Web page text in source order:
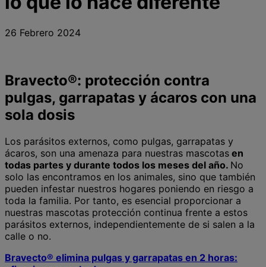
26 Febrero 2024
Bravecto®: protección contra
pulgas, garrapatas y ácaros con una
sola dosis
Los parásitos externos, como pulgas, garrapatas y
ácaros, son una amenaza para nuestras mascotas en
todas partes y durante todos los meses del año. No
solo las encontramos en los animales, sino que también
pueden infestar nuestros hogares poniendo en riesgo a
toda la familia. Por tanto, es esencial proporcionar a
nuestras mascotas protección continua frente a estos
parásitos externos, independientemente de si salen a la
calle o no.
Bravecto® elimina pulgas y garrapatas en 2 horas: